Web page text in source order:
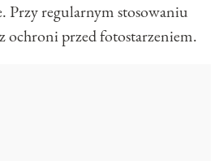
Przy regularnym stosowaniu
przed fotostarzeniem.